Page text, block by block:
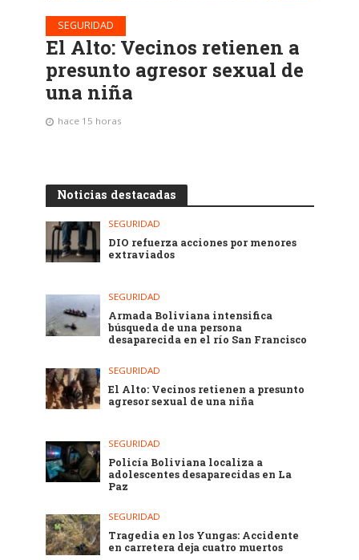
SEGURIDAD
El Alto: Vecinos retienen a
presunto agresor sexual de
una niña
hace 15 horas
Noticias destacadas
SEGURIDAD
DIO refuerza acciones por menores
extraviados
SEGURIDAD
Armada Boliviana intensifica
búsqueda de una persona
desaparecida en el río San Francisco
SEGURIDAD
El Alto: Vecinos retienen a presunto
agresor sexual de una niña
SEGURIDAD
Policía Boliviana localiza a
adolescentes desaparecidas en La
Paz
SEGURIDAD
Tragedia en los Yungas: Accidente
en carretera deja cuatro muertos